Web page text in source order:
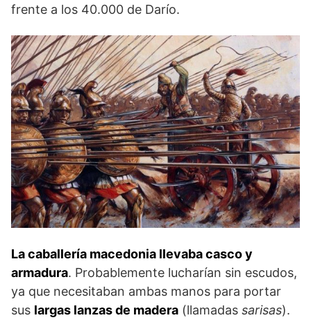
frente a los 40.000 de Darío.
La caballería macedonia llevaba casco y
armadura. Probablemente lucharían sin escudos,
ya que necesitaban ambas manos para portar
sus largas lanzas de madera (llamadas sarisas).